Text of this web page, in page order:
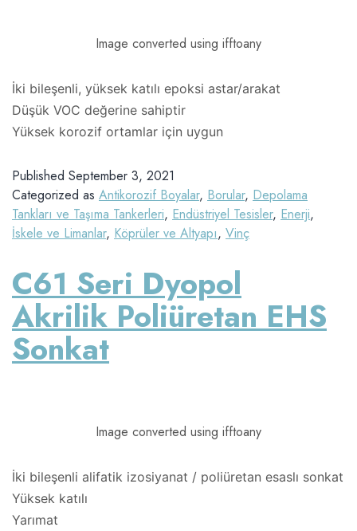
Image converted using ifftoany
İki bileşenli, yüksek katılı epoksi astar/arakat
Düşük VOC değerine sahiptir
Yüksek korozif ortamlar için uygun
Published September 3, 2021
Categorized as Antikorozif Boyalar, Borular, Depolama
Tankları ve Taşıma Tankerleri, Endüstriyel Tesisler, Enerji,
İskele ve Limanlar, Köprüler ve Altyapı, Vinç
C61 Seri Dyopol
Akrilik Poliüretan EHS
Sonkat
Image converted using ifftoany
İki bileşenli alifatik izosiyanat / poliüretan esaslı sonkat
Yüksek katılı
Yarımat